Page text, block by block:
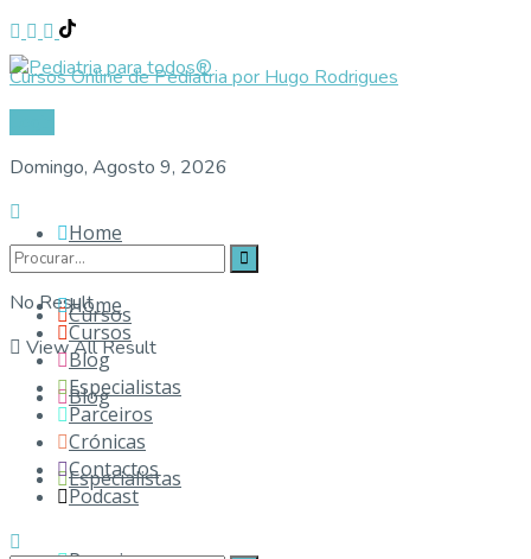
Cursos Online de Pediatria por Hugo Rodrigues
Domingo, Agosto 9, 2026
No Result
View All Result
Home
Cursos
Blog
Especialistas
Home
Cursos
Blog
Especialistas
Parceiros
Crónicas
Contactos
Podcast